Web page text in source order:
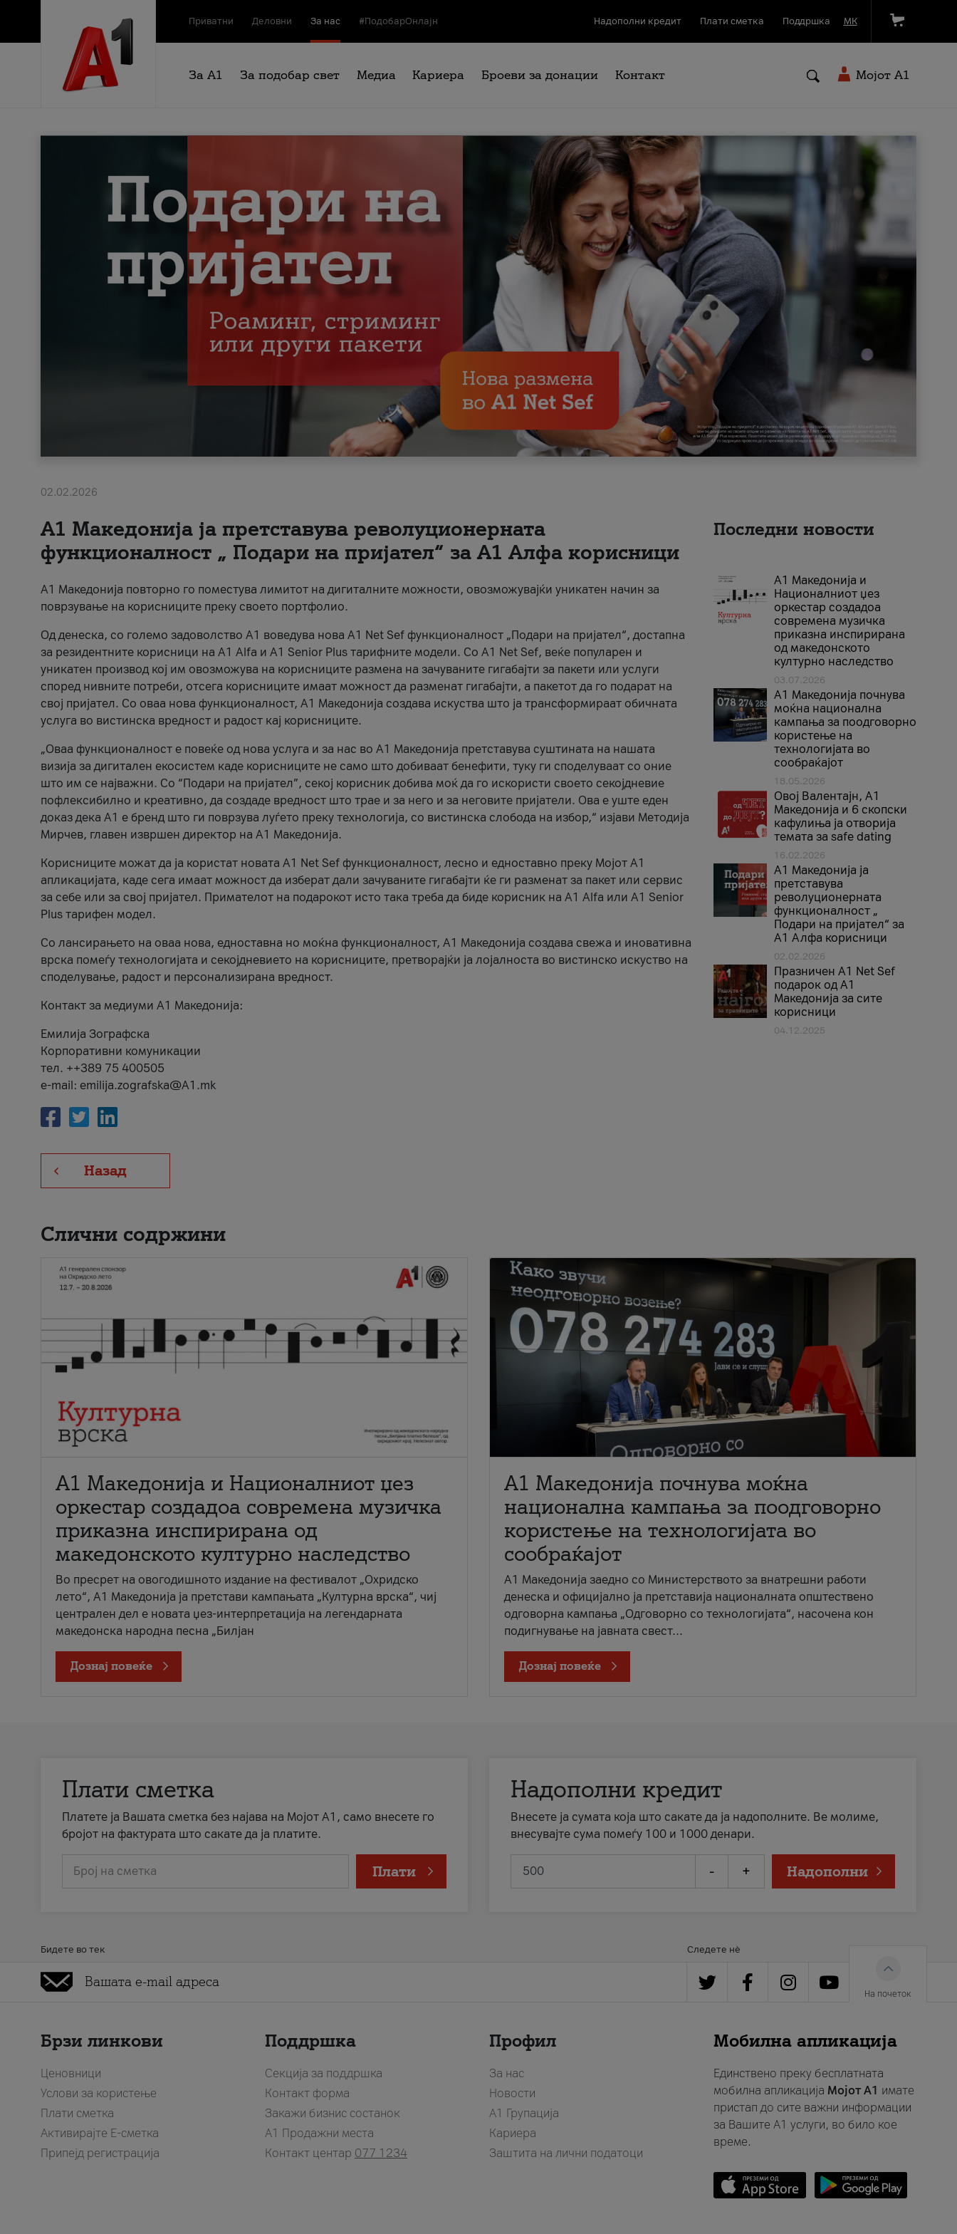
Приватни Деловни За нас #ПодобарОнлајн Надополни кредит Плати сметка Поддршка МК
За А1 За подобар свет Медиа Кариера Броеви за донации Контакт Мојот A1
02.02.2026
А1 Македонија ја претставува револуционерната
функционалност „ Подари на пријател“ за А1 Алфа корисници
А1 Македонија повторно го поместува лимитот на дигиталните можности, овозможувајќи уникатен начин за
поврзување на корисниците преку своето портфолио.
Од денеска, со големо задоволство А1 воведува нова A1 Net Sef функционалност „Подари на пријател“, достапна
за резидентните корисници на А1 Alfa и A1 Senior Plus тарифните модели. Со A1 Net Sef, веќе популарен и
уникатен производ кој им овозможува на корисниците размена на зачуваните гигабајти за пакети или услуги
според нивните потреби, отсега корисниците имаат можност да разменат гигабајти, а пакетот да го подарат на
свој пријател. Со оваа нова функционалност, А1 Македонија создава искуства што ја трансформираат обичната
услуга во вистинска вредност и радост кај корисниците.
„Оваа функционалност е повеќе од нова услуга и за нас во А1 Македонија претставува суштината на нашата
визија за дигитален екосистем каде корисниците не само што добиваат бенефити, туку ги споделуваат со оние
што им се најважни. Со “Подари на пријател”, секој корисник добива моќ да го искористи своето секојдневие
пофлексибилно и креативно, да создаде вредност што трае и за него и за неговите пријатели. Ова е уште еден
доказ дека А1 е бренд што ги поврзува луѓето преку технологија, со вистинска слобода на избор,“ изјави Методија
Мирчев, главен извршен директор на А1 Македонија.
Корисниците можат да ја користат новата А1 Net Sef функционалност, лесно и едноставно преку Мојот А1
апликацијата, каде сега имаат можност да изберат дали зачуваните гигабајти ќе ги разменат за пакет или сервис
за себе или за свој пријател. Примателот на подарокот исто така треба да биде корисник на А1 Alfa или A1 Senior
Plus тарифен модел.
Со лансирањето на оваа нова, едноставна но моќна функционалност, А1 Македонија создава свежа и иновативна
врска помеѓу технологијата и секојдневието на корисниците, претворајќи ја лојалноста во вистинско искуство на
споделување, радост и персонализирана вредност.
Контакт за медиуми А1 Македонија:
Емилија Зографска
Корпоративни комуникации
тел. ++389 75 400505
e-mail: emilija.zografska@A1.mk
Назад
Последни новости
А1 Македонија и
Националниот џез
оркестар создадоа
современа музичка
приказна инспирирана
од македонското
културно наследство
03.07.2026
A1 Македонија почнува
моќна национална
кампања за поодговорно
користење на
технологијата во
сообраќајот
18.05.2026
Овој Валентајн, A1
Македонија и 6 скопски
кафулиња ја отворија
темата за safe dating
16.02.2026
А1 Македонија ја
претставува
револуционерната
функционалност „
Подари на пријател“ за
А1 Алфа корисници
02.02.2026
Празничен A1 Net Sеf
подарок од А1
Македонија за сите
корисници
04.12.2025
Слични содржини
А1 Македонија и Националниот џез
оркестар создадоа современа музичка
приказна инспирирана од
македонското културно наследство
Во пресрет на овогодишното издание на фестивалот „Охридско
лето“, А1 Македонија ја претстави кампањата „Културна врска“, чиј
централен дел е новата џез-интерпретација на легендарната
македонска народна песна „Билјан
Дознај повеќе
A1 Македонија почнува моќна
национална кампања за поодговорно
користење на технологијата во
сообраќајот
A1 Македонија заедно со Министерството за внатрешни работи
денеска и официјално ја претставија националната општествено
одговорна кампања „Одговорно со технологијата“, насочена кон
подигнување на јавната свест...
Дознај повеќе
Плати сметка
Платете ја Вашата сметка без најава на Мојот А1, само внесете го
бројот на фактурата што сакате да ја платите.
Број на сметка Плати
Надополни кредит
Внесете ја сумата која што сакате да ја надополните. Ве молиме,
внесувајте сума помеѓу 100 и 1000 денари.
- + Надополни
Бидете во тек Следете нè
На почеток
Брзи линкови
Ценовници
Услови за користење
Плати сметка
Активирајте Е-сметка
Припејд регистрација
Поддршка
Секција за поддршка
Контакт форма
Закажи бизнис состанок
A1 Продажни места
Контакт центар 077 1234
Профил
За нас
Новости
А1 Групација
Кариера
Заштита на лични податоци
Мобилна апликација
Единствено преку бесплатната
мобилна апликација Мојот A1 имате
пристап до сите важни информации
за Вашите A1 услуги, во било кое
време.